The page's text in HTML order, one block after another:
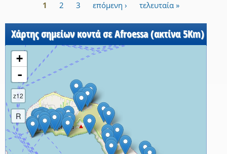
1 2 3 επόμενη › τελευταία »
Χάρτης σημείων κοντά σε Afroessa (ακτίνα 5Km)
+
-
z12
R